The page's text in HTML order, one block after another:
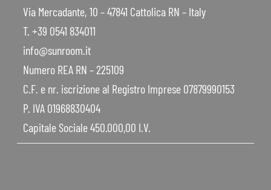
Via Mercadante, 10 – 47841 Cattolica RN – Italy
T. +39 0541 834011
info@sunroom.it
Numero REA RN – 225109
C.F. e nr. iscrizione al Registro Imprese 07879990153
P. IVA 01968830404
Capitale Sociale 450.000,00 I.V.